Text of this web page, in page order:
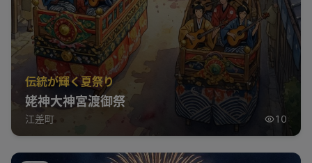
伝統が輝く夏祭り
姥神大神宮渡御祭
江差町 10